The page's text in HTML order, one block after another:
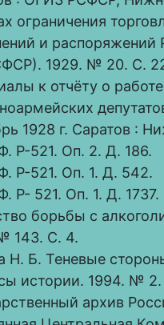
ограничения
и распоряжений
1929. № 20. С.
к отчёту о
1928 г. Саратов :
Р-521. Оп. 2. Д. 186.
Р-521. Оп. 1. Д. 542.
Р- 521. Оп. 1. Д. 1737.
борьбы с
143. С. 4.
Н. Б. Теневые
истории. 1994. №
архив